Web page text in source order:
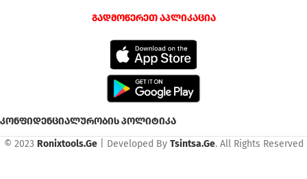
გადმოწერეთ აპლიკაცია
კონფიდენციალურობის პოლიტიკა
© 2023 Ronixtools.Ge| Developed By Tsintsa.Ge. All Rights Reserved